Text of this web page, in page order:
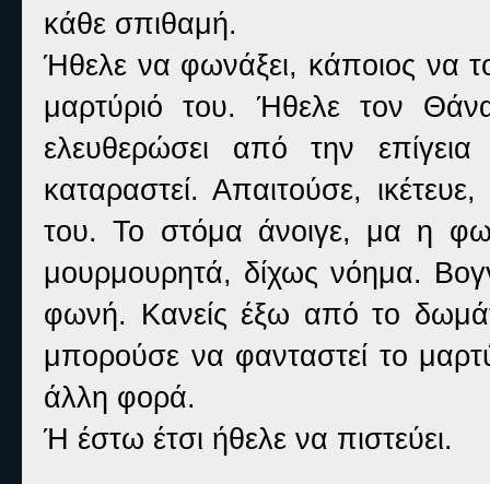
κάθε σπιθαμή.
Ήθελε να φωνάξει, κάποιος να
μαρτύριό του. Ήθελε τον
ελευθερώσει από την
καταραστεί. Απαιτούσε,
του. Το στόμα άνοιγε, μα η
μουρμουρητά, δίχως νόημα.
φωνή. Κανείς έξω από το
μπορούσε να φανταστεί το
άλλη φορά.
Ή έστω έτσι ήθελε να πιστεύει.